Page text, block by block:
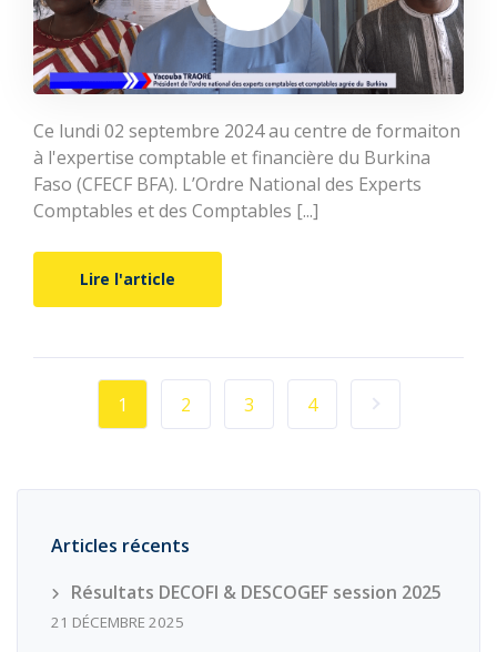
Ce lundi 02 septembre 2024 au centre de formaiton
à l'expertise comptable et financière du Burkina
Faso (CFECF BFA). L’Ordre National des Experts
Comptables et des Comptables [...]
Lire l'article
1 2 3 4
Articles récents
Résultats DECOFI & DESCOGEF session 2025
21 DÉCEMBRE 2025